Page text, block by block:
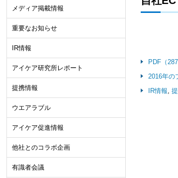
PDF（287
2016年の
IR情報,
メディア掲載情報
重要なお知らせ
IR情報
アイケア研究所レポート
提携情報
ウエアラブル
アイケア促進情報
他社とのコラボ企画
有識者会議